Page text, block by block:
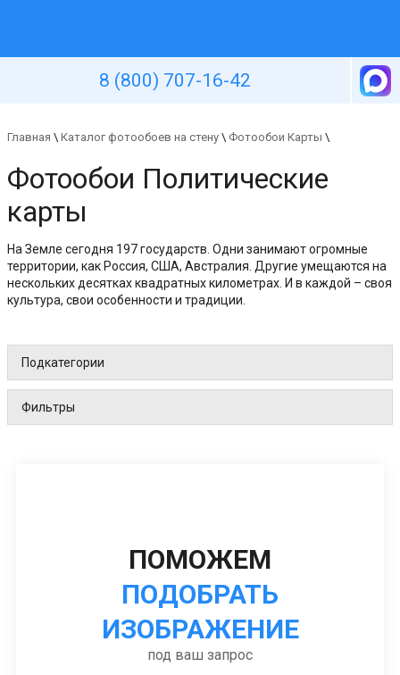
8 (800) 707-16-42
Главная \ Каталог фотообоев на стену \ Фотообои Карты \
Фотообои Политические
карты
На Земле сегодня 197 государств. Одни занимают огромные
территории, как Россия, США, Австралия. Другие умещаются на
нескольких десятках квадратных километрах. И в каждой – своя
культура, свои особенности и традиции.
Подкатегории
Фильтры
ПОМОЖЕМ
ПОДОБРАТЬ
ИЗОБРАЖЕНИЕ
под ваш запрос